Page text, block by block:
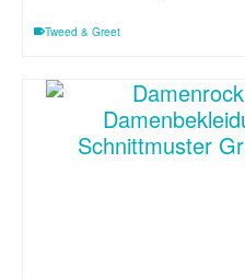
Tweed & Greet